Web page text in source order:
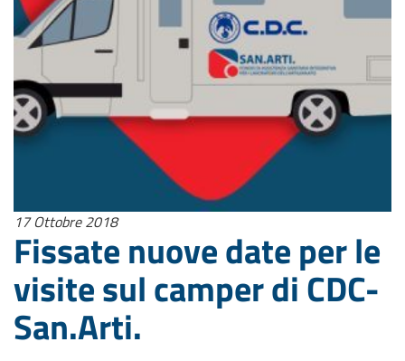
17 Ottobre 2018
Fissate nuove date per le
visite sul camper di CDC-
San.Arti.